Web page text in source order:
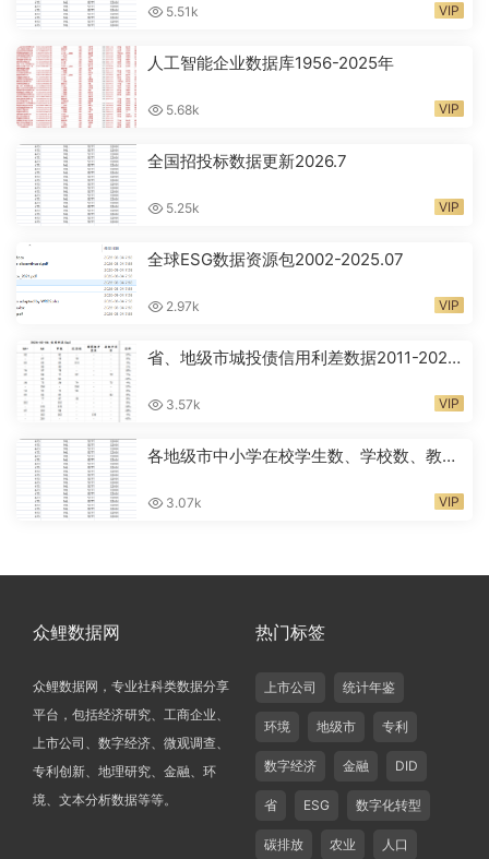
5.51k VIP
人工智能企业数据库1956-2025年
5.68k VIP
全国招投标数据更新2026.7
5.25k VIP
全球ESG数据资源包2002-2025.07
2.97k VIP
省、地级市城投债信用利差数据2011-2026
3.57k VIP
各地级市中小学在校学生数、学校数、教师
3.07k VIP
众鲤数据网
众鲤数据网，专业社科类数据分享
平台，包括经济研究、工商企业、
上市公司、数字经济、微观调查、
专利创新、地理研究、金融、环
境、文本分析数据等等。
热门标签
上市公司 统计年鉴
环境 地级市 专利
数字经济 金融 DID
省 ESG 数字化转型
碳排放 农业 人口